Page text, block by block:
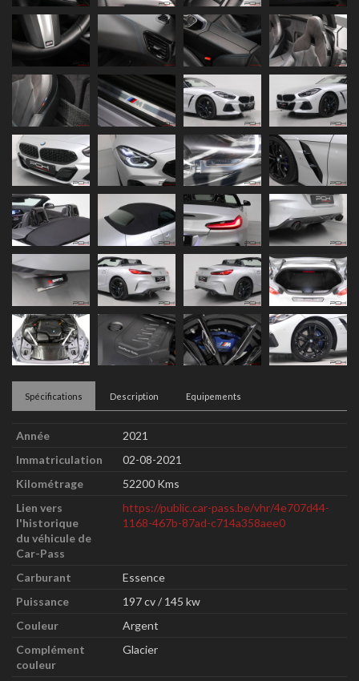
Spécifications Description Equipements
Année
2021
Immatriculation
02-08-2021
Kilométrage
52200 Kms
Lien vers
l'historique
du véhicule de
Car-Pass
https://public.car-pass.be/vhr/4e707d44-
1168-467b-87ad-c714a358aee0
Carburant
Essence
Puissance
197 cv / 145 kw
Couleur
Argent
Complément
couleur
Glacier